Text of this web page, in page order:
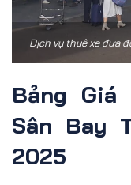
Dịch vụ thuê xe đưa
Bảng
Sân Bay
2025